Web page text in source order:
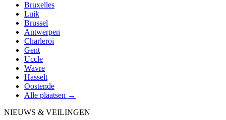
Bruxelles
Luik
Brussel
Antwerpen
Charleroi
Gent
Uccle
Wavre
Hasselt
Oostende
Alle plaatsen →
NIEUWS & VEILINGEN